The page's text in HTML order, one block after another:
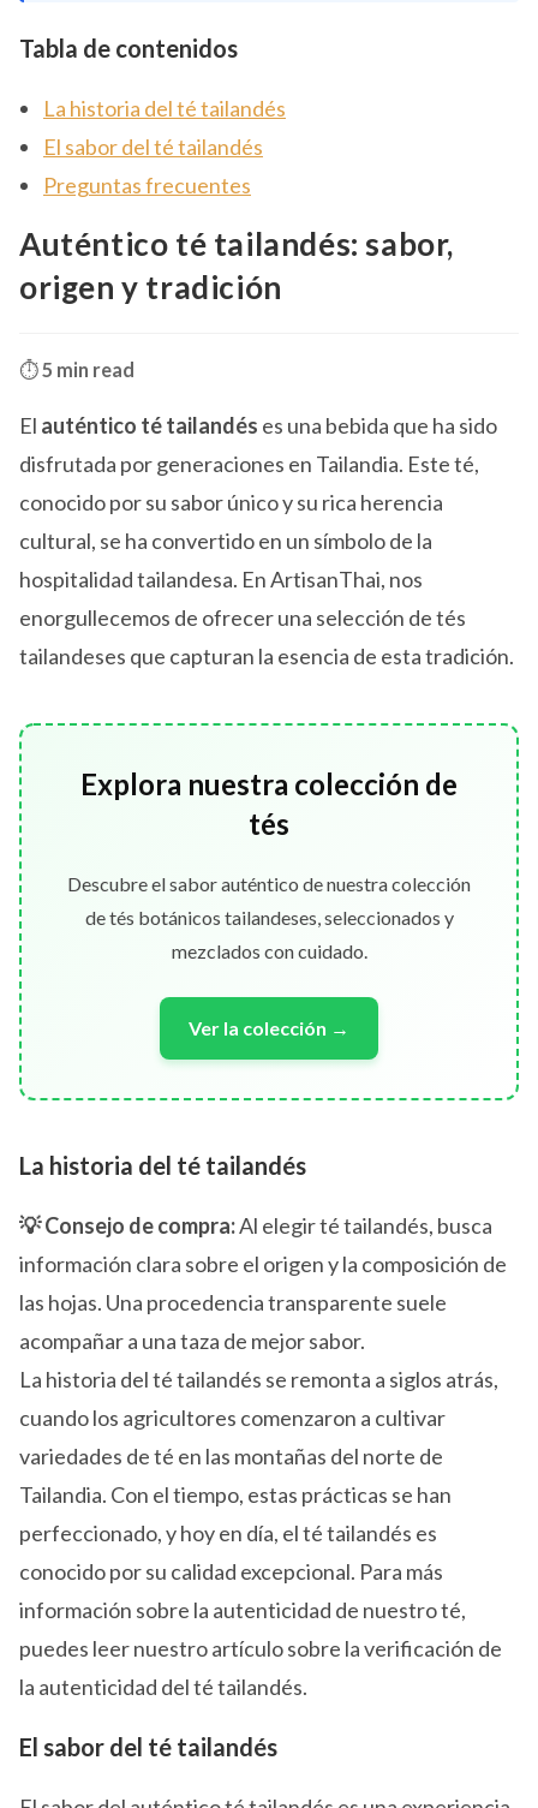
Tabla de contenidos
La historia del té tailandés
El sabor del té tailandés
Preguntas frecuentes
Auténtico té tailandés: sabor,
origen y tradición
⏱️5 min read
El auténtico té tailandés es una bebida que ha sido
disfrutada por generaciones en Tailandia. Este té,
conocido por su sabor único y su rica herencia
cultural, se ha convertido en un símbolo de la
hospitalidad tailandesa. En ArtisanThai, nos
enorgullecemos de ofrecer una selección de tés
tailandeses que capturan la esencia de esta tradición.
Explora nuestra colección de
tés
Descubre el sabor auténtico de nuestra colección
de tés botánicos tailandeses, seleccionados y
mezclados con cuidado.
Ver la colección →
La historia del té tailandés
💡 Consejo de compra:Al elegir té tailandés, busca
información clara sobre el origen y la composición de
las hojas. Una procedencia transparente suele
acompañar a una taza de mejor sabor.
La historia del té tailandés se remonta a siglos atrás,
cuando los agricultores comenzaron a cultivar
variedades de té en las montañas del norte de
Tailandia. Con el tiempo, estas prácticas se han
perfeccionado, y hoy en día, el té tailandés es
conocido por su calidad excepcional. Para más
información sobre la autenticidad de nuestro té,
puedes leer nuestro artículo sobre la verificación de
la autenticidad del té tailandés.
El sabor del té tailandés